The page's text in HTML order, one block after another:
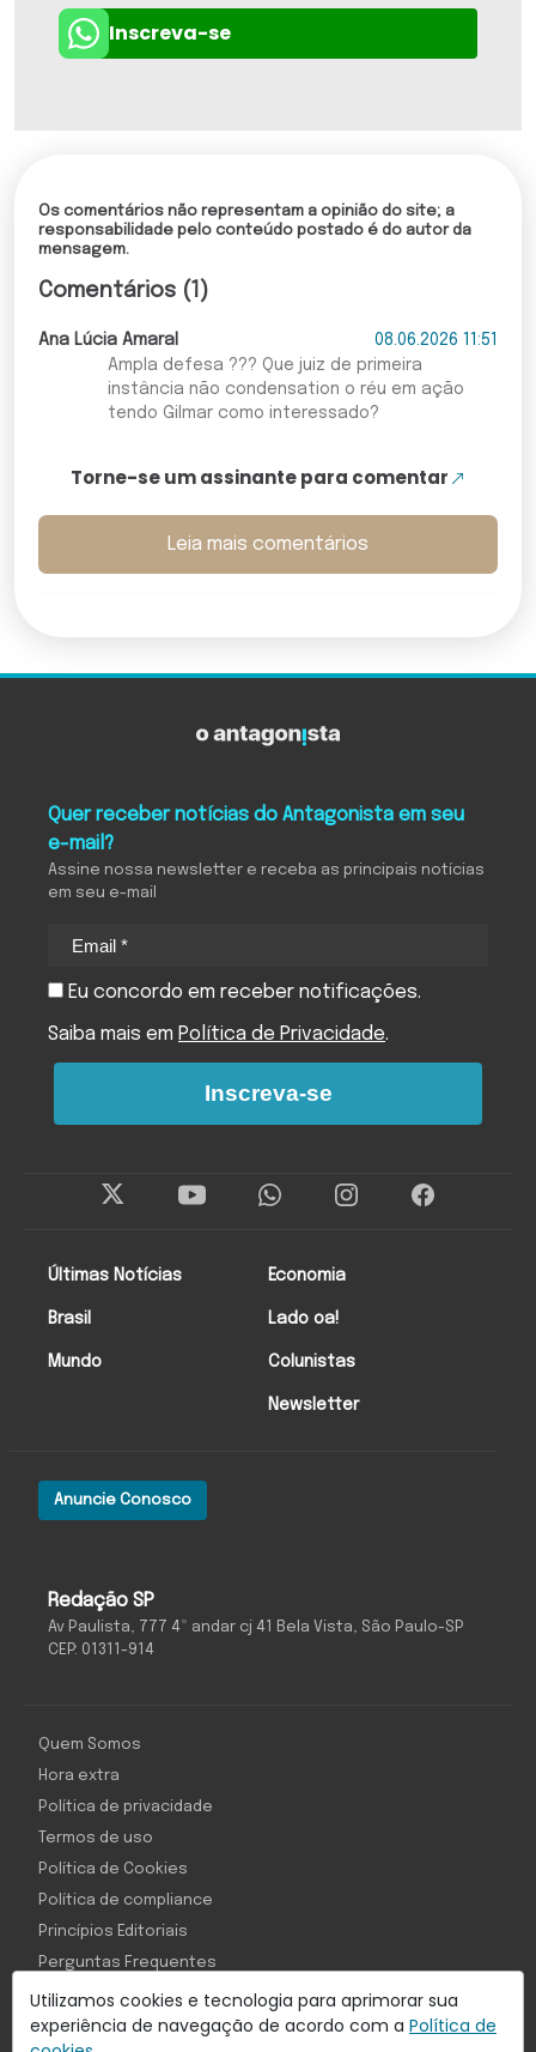
Inscreva-se
Os comentários não representam a opinião do site; a
responsabilidade pelo conteúdo postado é do autor da
mensagem.
Comentários (1)
Ana Lúcia Amaral
08.06.2026 11:51
Ampla defesa ??? Que juiz de primeira
instância não condensation o réu em ação
tendo Gilmar como interessado?
Torne-se um assinante para comentar
Leia mais comentários
Utilizamos cookies e tecnologia para aprimorar sua
experiência de navegação de acordo com a Política de
Redação SP
Av Paulista, 777 4º andar cj 41 Bela Vista, São Paulo-SP
CEP: 01311-914
Anuncie Conosco
Últimas Notícias
Brasil
Mundo
Economia
Lado oa!
Colunistas
Newsletter
Quer receber notícias do Antagonista em seu
e-mail?
Assine nossa newsletter e receba as principais notícias
em seu e-mail
Eu concordo em receber notificações.
Saiba mais em Política de Privacidade.
Inscreva-se
Quem Somos
Hora extra
Política de privacidade
Termos de uso
Política de Cookies
Política de compliance
Princípios Editoriais
Perguntas Frequentes